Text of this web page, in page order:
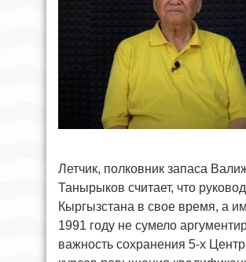
Летчик, полковник запаса
Танырыков считает, что
Кыргызстана в свое время, а
1991 году не сумело
важность сохранения 5-х